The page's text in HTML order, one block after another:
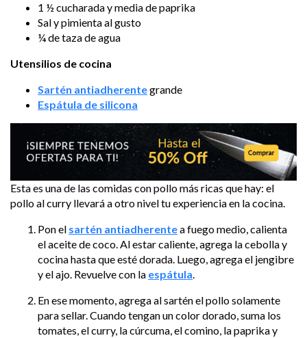
1 ½ cucharada y media de paprika
Sal y pimienta al gusto
¼ de taza de agua
Utensilios de cocina
Sartén antiadherentegrande
Espátula de silicona
Esta es una de las comidas con pollo más ricas que hay: el
pollo al curry llevará a otro nivel tu experiencia en la cocina.
Pon el sartén antiadherentea fuego medio, calienta
el aceite de coco. Al estar caliente, agrega la cebolla y
cocina hasta que esté dorada. Luego, agrega el jengibre
y el ajo. Revuelve con la espátula.
En ese momento, agrega al sartén el pollo solamente
para sellar. Cuando tengan un color dorado, suma los
tomates, el curry, la cúrcuma, el comino, la paprika y